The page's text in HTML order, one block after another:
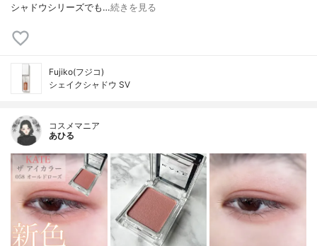
シャドウシリーズでも…続きを見る
Fujiko(フジコ)
シェイクシャドウ SV
コスメマニア
あひる